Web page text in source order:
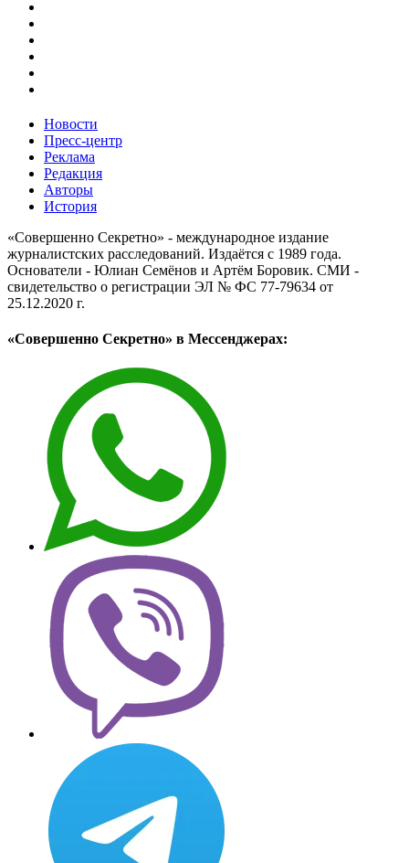
Новости
Пресс-центр
Реклама
Редакция
Авторы
История
«Совершенно Секретно» - международное издание
журналистских расследований. Издаётся с 1989 года.
Основатели - Юлиан Семёнов и Артём Боровик. CМИ -
свидетельство о регистрации ЭЛ № ФС 77-79634 от
25.12.2020 г.
«Совершенно Секретно» в Мессенджерах: